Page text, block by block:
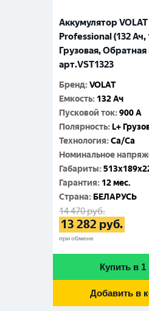
Аккумулятор
Professional (132 Ач,
Грузовая, Обратная
арт.VST1323
Бренд:VOLAT
Емкость: 132 Ач
Пусковой ток:900 A
Полярность: L+
Технология:Ca/Ca
Номинальное
Габариты:
Гарантия: 12 мес.
Cтрана: БЕЛАРУСЬ
14 470руб.
13 282 руб.
при обмене
Купить в 1
Добавить в